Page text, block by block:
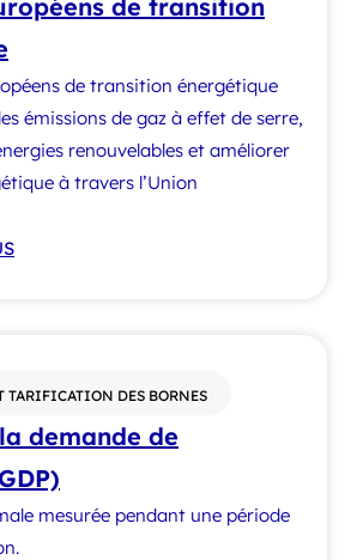
de transition
de transition énergétique
émissions de gaz à effet de serre,
renouvelables et améliorer
à travers l’Union
TARIFICATION DES BORNES
demande de
mesurée pendant une période